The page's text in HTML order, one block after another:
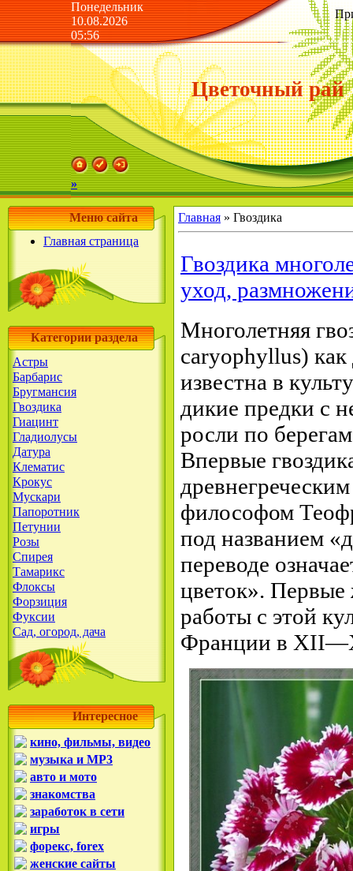
Понедельник
10.08.2026
05:56
Цветочный рай
»
Меню сайта
Главная страница
Категории раздела
Астры
Барбарис
Бругмансия
Гвоздика
Гиацинт
Гладиолусы
Датура
Клематис
Крокус
Мускари
Папоротник
Петунии
Розы
Спирея
Тамарикс
Флоксы
Форзиция
Фуксии
Сад, огород, дача
Интересное
кино, фильмы, видео
музыка и MP3
авто и мото
знакомства
заработок в сети
игры
форекс, forex
женские сайты
Главная » Гвоздика
Гвоздика
уход,
Многолетняя
caryophyllus) как
известна в
дикие предки с
росли по
Впервые
философом
под названием
переводе
цветок».
работы с этой
Франции в